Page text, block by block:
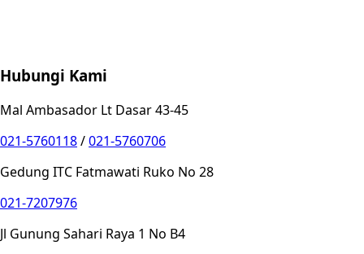
Hubungi Kami
Mal Ambasador Lt Dasar 43-45
021-5760118/021-5760706
Gedung ITC Fatmawati Ruko No 28
021-7207976
Jl Gunung Sahari Raya 1 No B4